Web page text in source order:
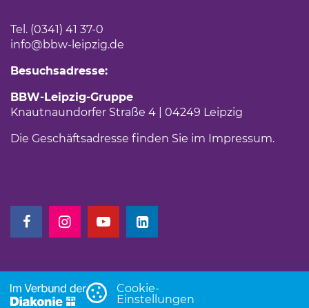
Tel. (0341) 41 37-0
info@bbw-leipzig.de
Besuchsadresse:
BBW-Leipzig-Gruppe
Knautnaundorfer Straße 4 | 04249 Leipzig
Die Geschäftsadresse finden Sie im Impressum.
(Link öffnet einen neuen Tab)
(Link öffnet einen neuen Tab)
(Link öffnet einen neuen Tab)
(Link öffnet einen neuen Tab)
Cookie-
Einstellungen